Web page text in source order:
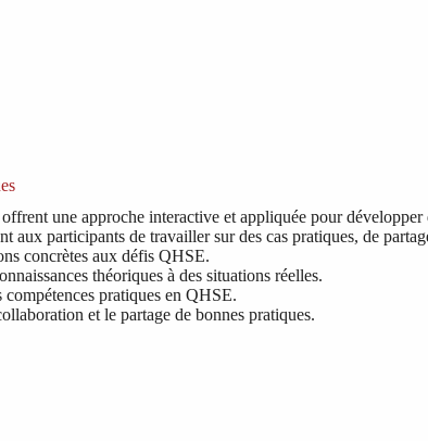
une approche interactive et appliquée pour développer
aux participants de travailler sur des cas pratiques, de
concrètes aux défis QHSE.
théoriques à des situations réelles.
compétences pratiques en QHSE.
et le partage de bonnes pratiques.